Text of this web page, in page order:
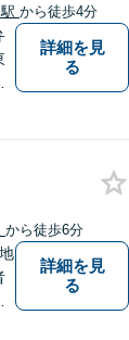
から徒歩4分
詳細を見
る
から徒歩6分
詳細を見
る